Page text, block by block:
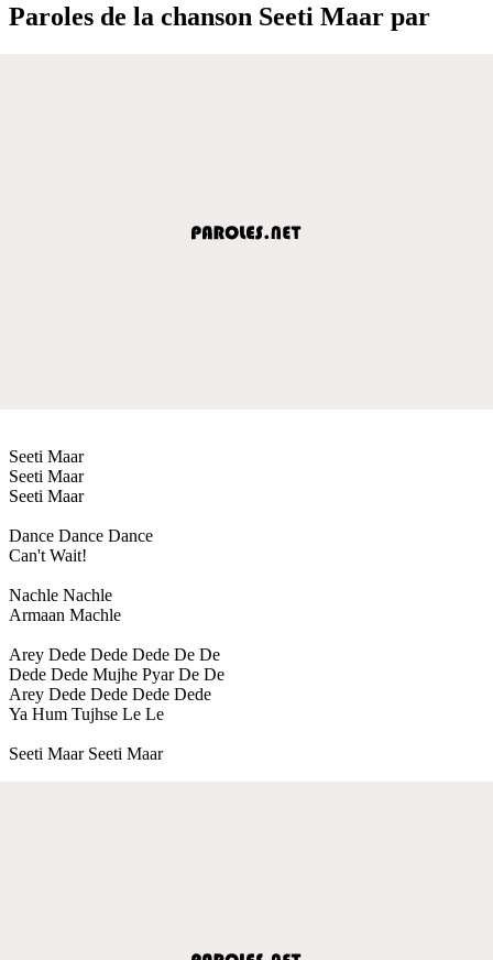
Paroles de la chanson Seeti Maar par
Seeti Maar
Seeti Maar
Seeti Maar
Dance Dance Dance
Can't Wait!
Nachle Nachle
Armaan Machle
Arey Dede Dede Dede De De
Dede Dede Mujhe Pyar De De
Arey Dede Dede Dede Dede
Ya Hum Tujhse Le Le
Seeti Maar Seeti Maar